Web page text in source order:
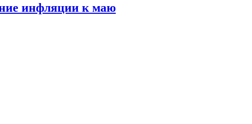
инфляции к маю